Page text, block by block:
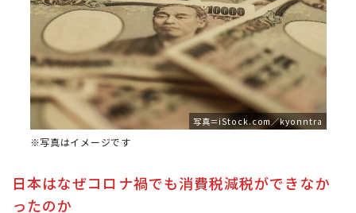
写真＝iStock.com／kyonntra
※写真はイメージです
日本はなぜコロナ禍でも消費税減税ができなか
ったのか